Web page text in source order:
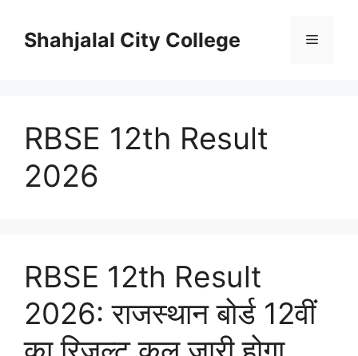
Shahjalal City College Menu
RBSE 12th Result
2026
RBSE 12th Result
2026: राजस्थान बोर्ड 12वीं